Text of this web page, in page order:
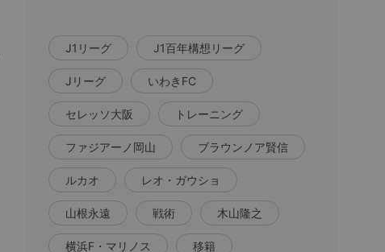
J1リーグ J1百年構想リーグ
Jリーグ いわきFC
セレッソ大阪 トレーニング
ファジアーノ岡山 ブラウンノア賢信
ルカオ レオ・ガウショ
山根永遠 戦術 木山隆之
横浜F・マリノス 移籍